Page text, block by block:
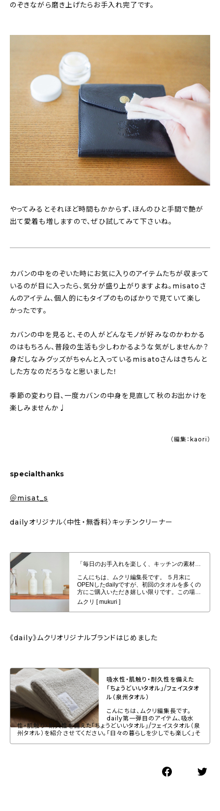
のぞきながら磨き上げたらお手入れ完了です。
やってみるとそれほど時間もかからず、ほんのひと手間で艶が
出て愛着も増しますので、ぜひ試してみて下さいね。
カバンの中をのぞいた時にお気に入りのアイテムたちが収まって
いるのが目に入ったら、気分が盛り上がりますよね。misatoさ
んのアイテム、個人的にもタイプのものばかりで見ていて楽し
かったです。
カバンの中を見ると、その人がどんなモノが好みなのかわかる
のはもちろん、普段の生活も少しわかるような気がしませんか？
身だしなみグッズがちゃんと入っているmisatoさんはきちんと
した方なのだろうなと思いました！
季節の変わり目、一度カバンの中身を見直して秋のお出かけを
楽しみませんか♩
（編集：kaori）
specialthanks
＠misat_s
dailyオリジナル〈中性・無香料〉キッチンクリーナー
「毎日のお手入れを楽しく、キッチンの素材へ優しく、安心を」dailyオリジナ
ル〈中性・無香料〉キッチンクリーナー
《daily》ムクリオリジナルブランドはじめました
吸水性・肌触り・耐久性を備えた
「ちょうどいいタオル」/フェイスタオ
ル（泉州タオル）
こんにちは、ムクリ編集長です。
daily第一弾目のアイテム、吸水
性・肌触り・耐久性を備えた「ちょうどいいタオル」/フェイスタオル（泉
州タオル）を紹介させてください。「日々の暮らしを少しでも楽しく」そ